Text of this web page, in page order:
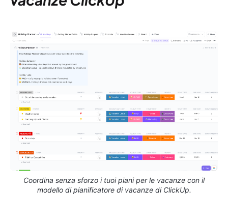
Coordina senza sforzo i tuoi piani per le vacanze con il
modello di pianificatore di vacanze di ClickUp.